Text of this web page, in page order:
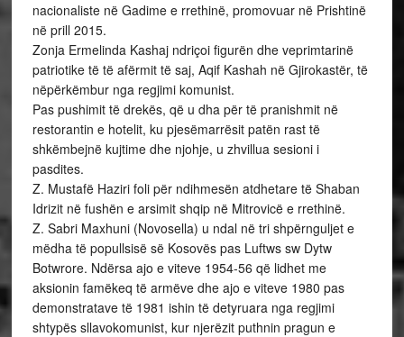
nacionaliste në Gadime e rrethinë, promovuar në Prishtinë
në prill 2015.
Zonja Ermelinda Kashaj ndriçoi figurën dhe veprimtarinë
patriotike të të afërmit të saj, Aqif Kashah në Gjirokastër, të
nëpërkëmbur nga regjimi komunist.
Pas pushimit të drekës, që u dha për të pranishmit në
restorantin e hotelit, ku pjesëmarrësit patën rast të
shkëmbejnë kujtime dhe njohje, u zhvillua sesioni i
pasdites.
Z. Mustafë Haziri foli për ndihmesën atdhetare të Shaban
Idrizit në fushën e arsimit shqip në Mitrovicë e rrethinë.
Z. Sabri Maxhuni (Novosella) u ndal në tri shpërnguljet e
mëdha të popullsisë së Kosovës pas Luftws sw Dytw
Botwrore. Ndërsa ajo e viteve 1954-56 që lidhet me
aksionin famëkeq të armëve dhe ajo e viteve 1980 pas
demonstratave të 1981 ishin të detyruara nga regjimi
shtypës sllavokomunist, kur njerëzit puthnin pragun e